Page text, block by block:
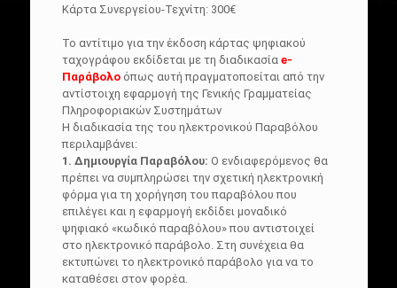
Κάρτα Συνεργείου-Τεχνίτη: 300€
Το αντίτιμο για την έκδοση κάρτας ψηφιακού
ταχογράφου εκδίδεται με τη διαδικασία e-
Παράβολοόπως αυτή πραγματοποείται από την
αντίστοιχη εφαρμογή της Γενικής Γραμματείας
Πληροφοριακών Συστημάτων
H διαδικασία της του ηλεκτρονικού Παραβόλου
περιλαμβάνει:
1. Δημιουργία Παραβόλου: Ο ενδιαφερόμενος θα
πρέπει να συμπληρώσει την σχετική ηλεκτρονική
φόρμα για τη χορήγηση του παραβόλου που
επιλέγει και η εφαρμογή εκδίδει μοναδικό
ψηφιακό «κωδικό παραβόλου» που αντιστοιχεί
στο ηλεκτρονικό παράβολο. Στη συνέχεια θα
εκτυπώνει το ηλεκτρονικό παράβολο για να το
καταθέσει στον φορέα.